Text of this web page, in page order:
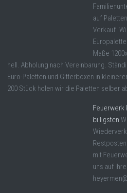
auf
Verkauf.
Maße
hell. Abholung nach Vereinbarung.
Euro-Paletten und Gitterboxen in
200 Stück holen wir die Paletten selber
Feuerwerk
billigsten
mit
uns auf